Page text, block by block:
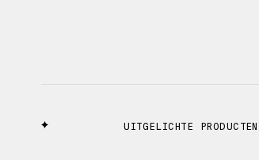
UITGELICHTE PRODUCTEN